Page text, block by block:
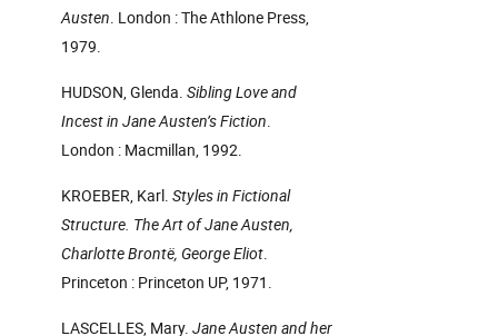
Austen. London : The Athlone Press,
1979.
HUDSON, Glenda. Sibling Love and
Incest in Jane Austen’s Fiction.
London : Macmillan, 1992.
KROEBER, Karl. Styles in Fictional
Structure. The Art of Jane Austen,
Charlotte Brontë, George Eliot.
Princeton : Princeton UP, 1971.
LASCELLES, Mary. Jane Austen and her